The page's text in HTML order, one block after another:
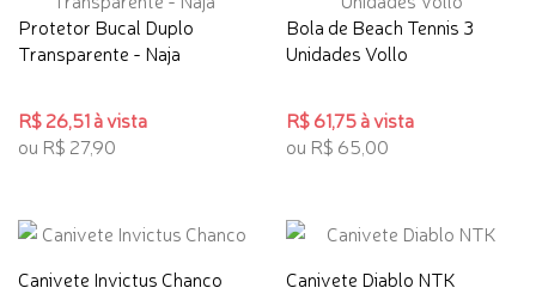
Protetor Bucal Duplo
Transparente - Naja
R$ 26,51 à vista
ou R$ 27,90
Bola de Beach Tennis 3
Unidades Vollo
R$ 61,75 à vista
ou R$ 65,00
Canivete Invictus Chanco Canivete Diablo NTK